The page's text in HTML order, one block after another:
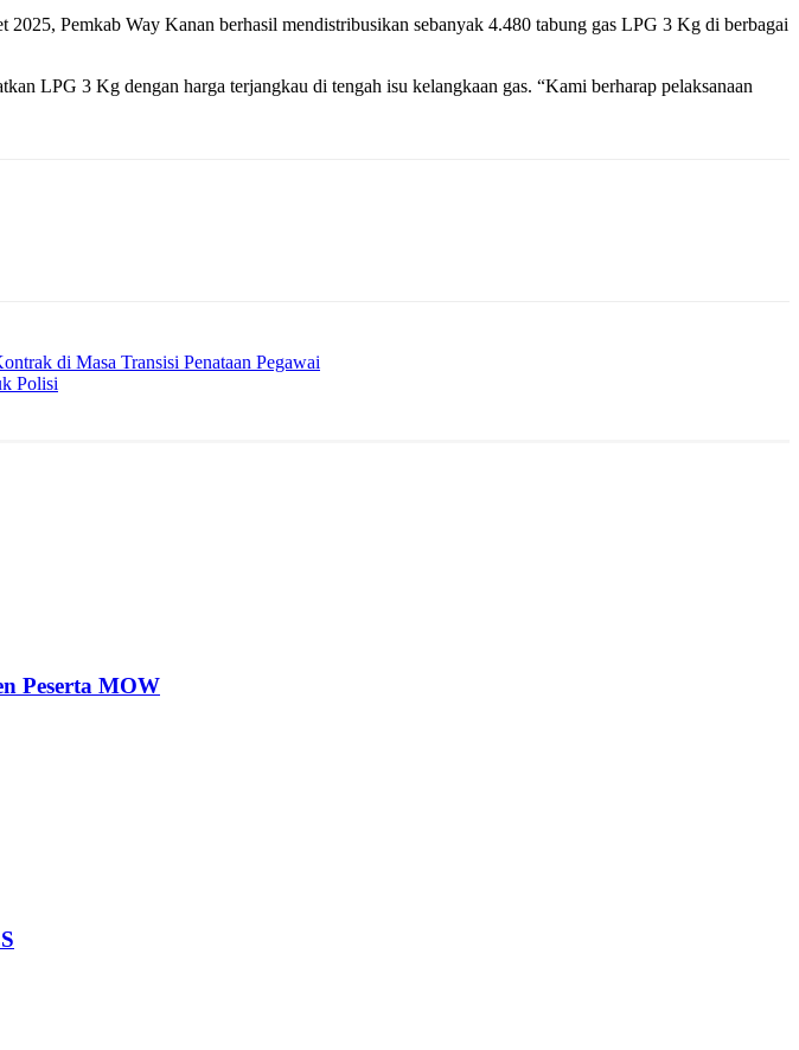
Pemkab Way Kanan berhasil mendistribusikan sebanyak 4.480 tabung gas LPG 3 Kg di berbagai
LPG 3 Kg dengan harga terjangkau di tengah isu kelangkaan gas. “Kami berharap pelaksanaan
di Masa Transisi Penataan Pegawai
Polisi
Peserta MOW